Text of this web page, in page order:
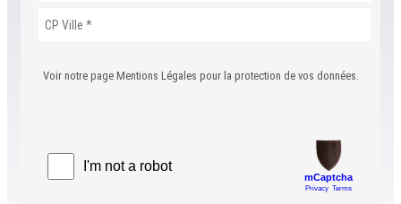
Voir notre page Mentions Légales pour la protection de vos données.